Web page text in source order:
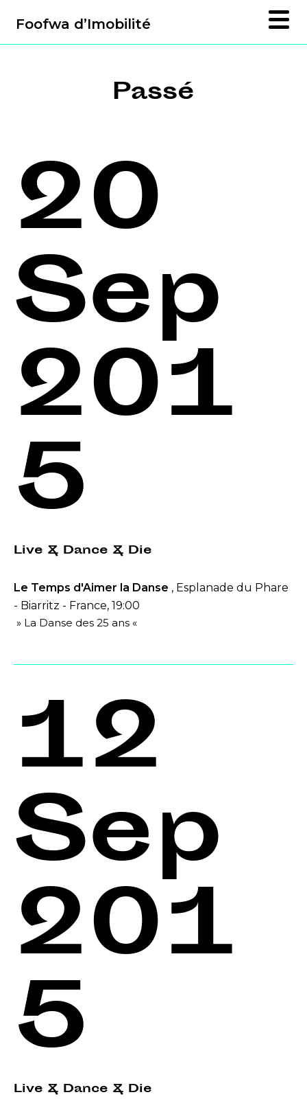
Foofwa d’Imobilité
Passé
20
Sep
201
5
Live & Dance & Die
Le Temps d'Aimer la Danse , Esplanade du Phare
- Biarritz - France, 19:00
» La Danse des 25 ans «
12
Sep
201
5
Live & Dance & Die